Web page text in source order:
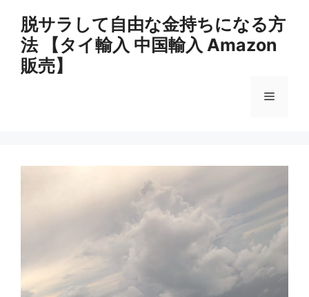
脱サラして自由な金持ちになる方
法 【タイ輸入 中国輸入 Amazon
販売】
メ
ー